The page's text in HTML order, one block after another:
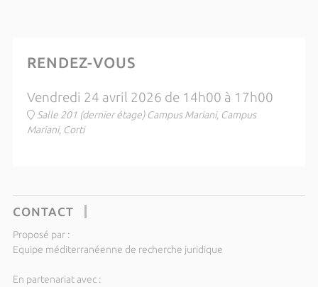
RENDEZ-VOUS
Vendredi 24 avril 2026 de 14h00 à 17h00
Salle 201 (dernier étage) Campus Mariani, Campus
Mariani, Corti
CONTACT
Proposé par :
Equipe méditerranéenne de recherche juridique
En partenariat avec :